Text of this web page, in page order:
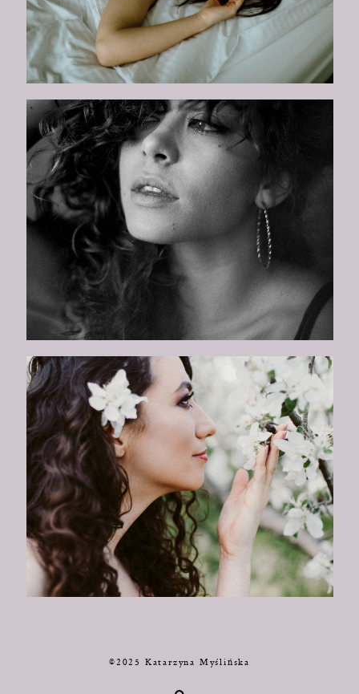
©2025 Katarzyna Myślińska